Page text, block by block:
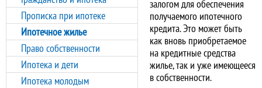
Прописка при ипотеке
Ипотечное жилье
Право собственности
Ипотека и дети
Ипотека молодым
залогом для обеспечения
получаемого ипотечного
кредита. Это может быть
как вновь приобретаемое
на кредитные средства
жилье, так и уже имеющееся
в собственности.